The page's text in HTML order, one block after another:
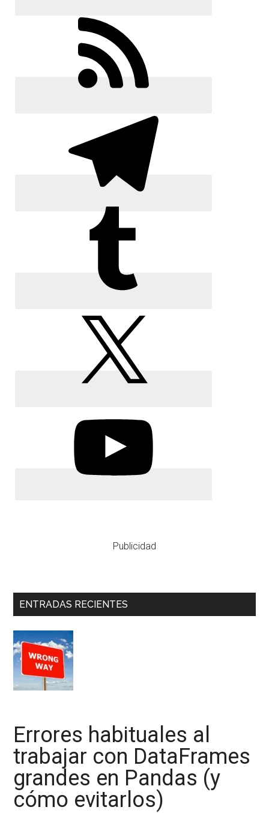
Publicidad
ENTRADAS RECIENTES
Errores habituales al
trabajar con DataFrames
grandes en Pandas (y
cómo evitarlos)